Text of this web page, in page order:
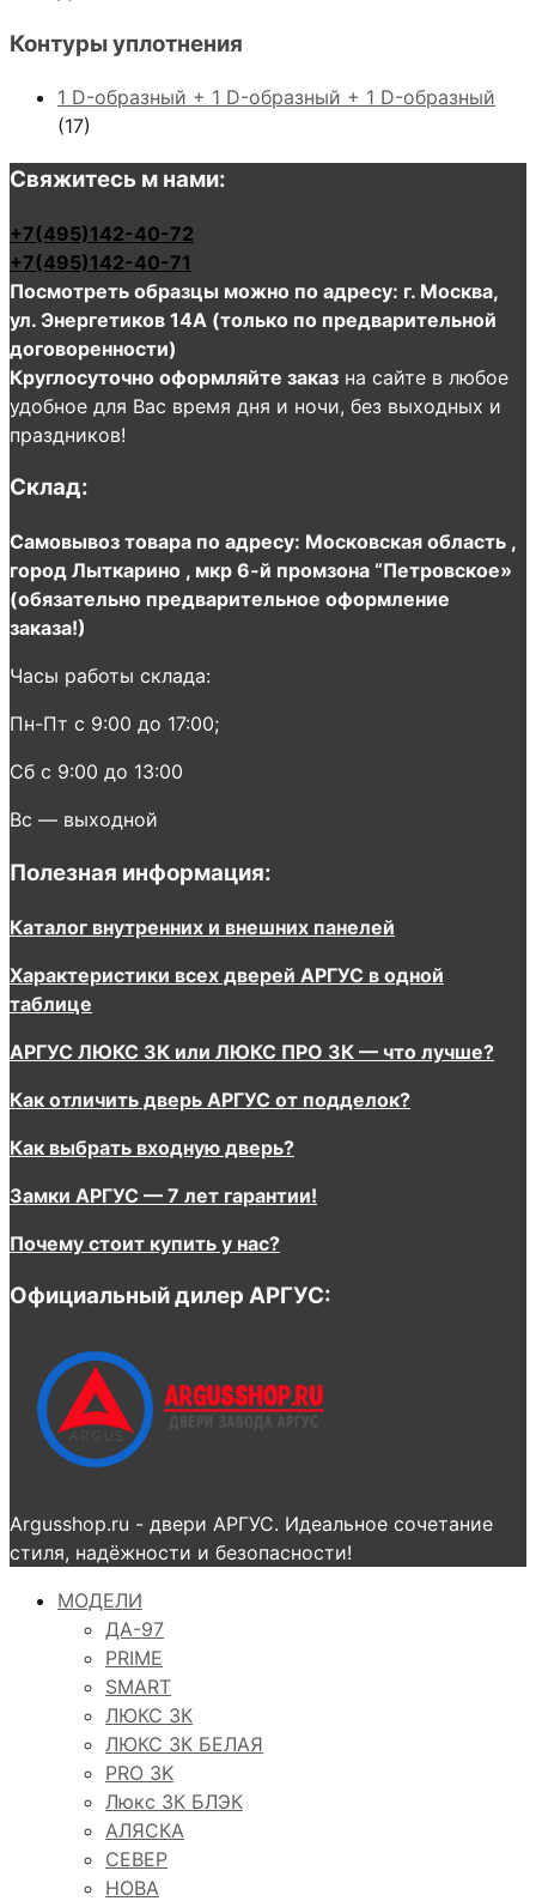
Контуры уплотнения
1 D-образный + 1 D-образный + 1 D-образный
(17)
Свяжитесь м нами:
+7(495)142-40-72
+7(495)142-40-71
Посмотреть образцы можно по адресу: г. Москва,
ул. Энергетиков 14А (только по предварительной
договоренности)
Круглосуточно оформляйте заказ на сайте в любое
удобное для Вас время дня и ночи, без выходных и
праздников!
Склад:
Самовывоз товара по адресу: Московская область ,
город Лыткарино , мкр 6-й промзона “Петровское»
(обязательно предварительное оформление
заказа!)
Часы работы склада:
Пн-Пт с 9:00 до 17:00;
Сб с 9:00 до 13:00
Вс — выходной
Полезная информация:
Каталог внутренних и внешних панелей
Характеристики всех дверей АРГУС в одной
таблице
АРГУС ЛЮКС 3К или ЛЮКС ПРО 3К — что лучше?
Как отличить дверь АРГУС от подделок?
Как выбрать входную дверь?
Замки АРГУС — 7 лет гарантии!
Почему стоит купить у нас?
Официальный дилер АРГУС:
Argusshop.ru - двери АРГУС. Идеальное сочетание
стиля, надёжности и безопасности!
МОДЕЛИ
ДА-97
PRIME
SMART
ЛЮКС 3К
ЛЮКС 3К БЕЛАЯ
PRO 3K
Люкс 3К БЛЭК
АЛЯСКА
СЕВЕР
НОВА